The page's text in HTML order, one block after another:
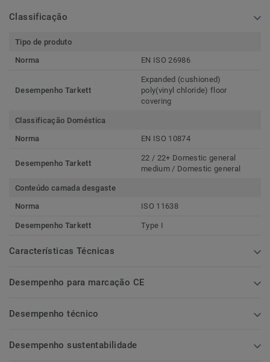
Classificação
Tipo de produto
Norma
EN ISO 26986
Desempenho Tarkett
Expanded (cushioned)
poly(vinyl chloride) floor
covering
Classificação Doméstica
Norma
EN ISO 10874
Desempenho Tarkett
22 / 22+ Domestic general
medium / Domestic general
Conteúdo camada desgaste
Norma
ISO 11638
Desempenho Tarkett Type I
Características Técnicas
Desempenho para marcação CE
Desempenho técnico
Desempenho sustentabilidade